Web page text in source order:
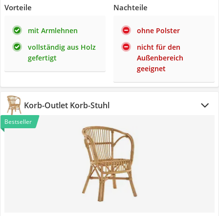
Vorteile
mit Armlehnen
vollständig aus Holz
gefertigt
Nachteile
ohne Polster
nicht für den
Außenbereich
geeignet
Korb-Outlet Korb-Stuhl
Bestseller